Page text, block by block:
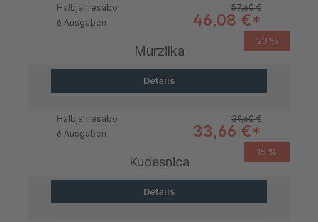
20 %
Halbjahresabo Regulärer Preis:
57,60 €
6 Ausgaben
Verkaufspreis:
46,08 €*
Murzilka
Details
15 %
Halbjahresabo Regulärer Preis:
39,60 €
6 Ausgaben
Verkaufspreis:
33,66 €*
Kudesnica
Details